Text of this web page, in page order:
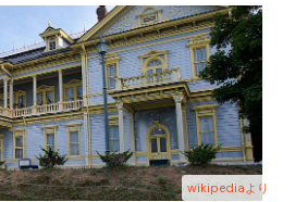
wikipediaより